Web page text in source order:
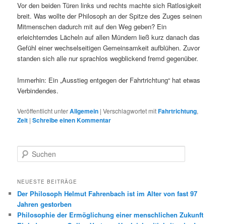
Vor den beiden Türen links und rechts machte sich Ratlosigkeit
breit. Was wollte der Philosoph an der Spitze des Zuges seinen
Mitmenschen dadurch mit auf den Weg geben? Ein
erleichterndes Lächeln auf allen Mündern ließ kurz danach das
Gefühl einer wechselseitigen Gemeinsamkeit aufblühen. Zuvor
standen sich alle nur sprachlos wegblickend fremd gegenüber.
Immerhin: Ein „Ausstieg entgegen der Fahrtrichtung“ hat etwas
Verbindendes.
Veröffentlicht unterAllgemein |Verschlagwortet mitFahrtrichtung,
Zeit |Schreibe einen Kommentar
u
h
n
NEUESTE BEITRÄGE
Der Philosoph Helmut Fahrenbach ist im Alter von fast 97
Jahren gestorben
Philosophie der Ermöglichung einer menschlichen Zukunft